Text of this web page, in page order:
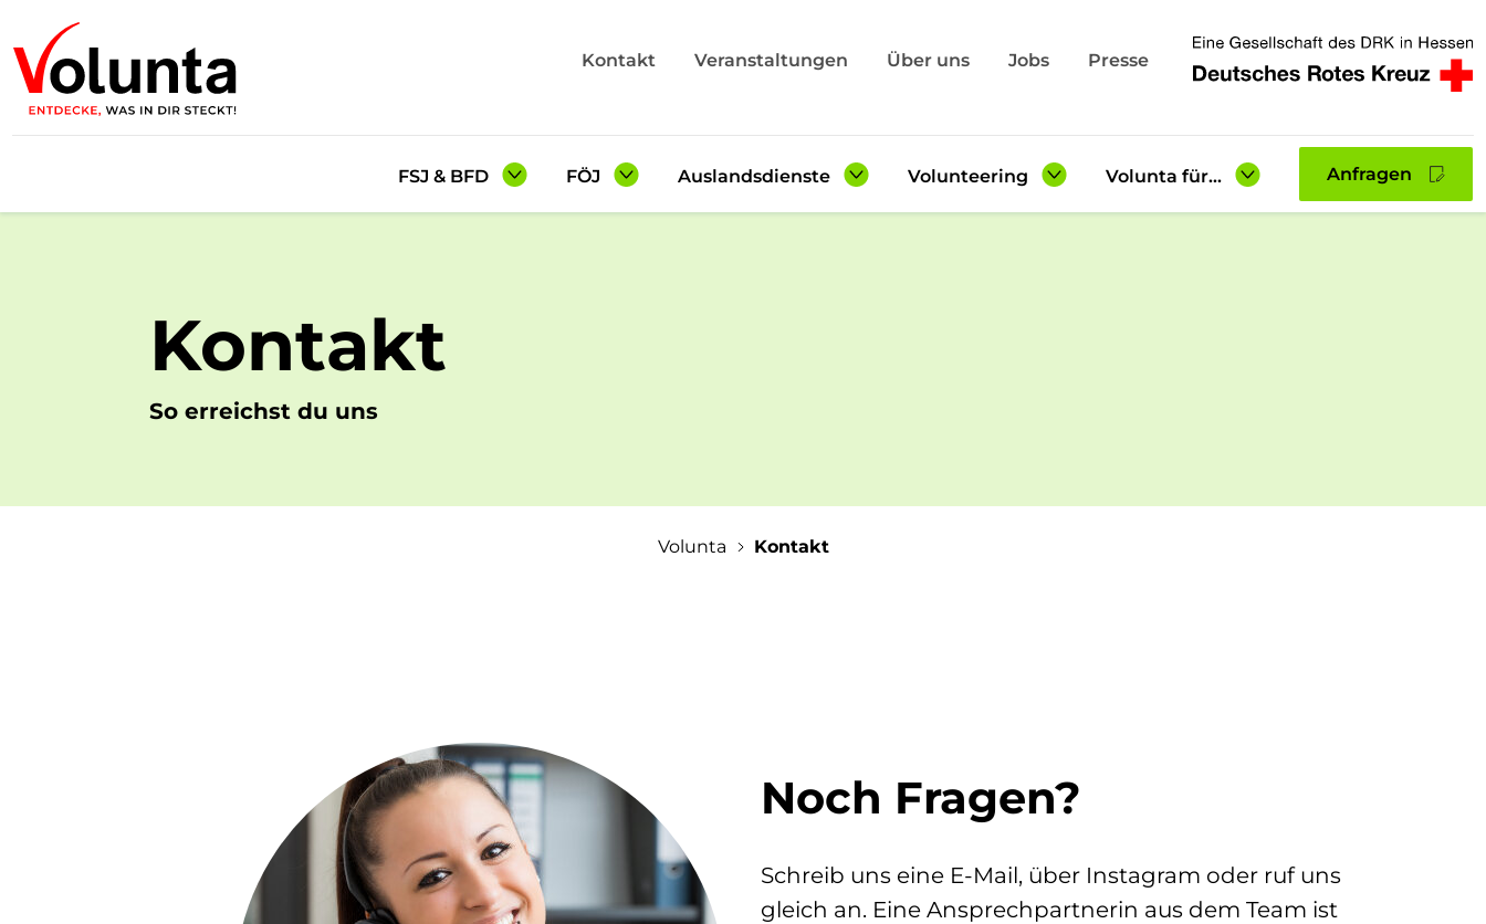
Kontakt Veranstaltungen Über uns Jobs Presse
FSJ & BFD
Erfahrungsberichte
FÖJ Auslandsdienste Volunteering Volunta für... Anfragen
Kontakt
So erreichst du uns
Volunta Kontakt
Noch Fragen?
Schreib uns eine E-Mail, über Instagram oder ruf uns
gleich an. Eine Ansprechpartnerin aus dem Team ist